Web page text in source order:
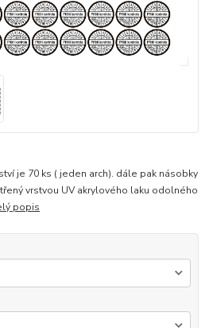
je 70 ks ( jeden arch). dále pak násobky
vrstvou UV akrylového laku odolného
popis